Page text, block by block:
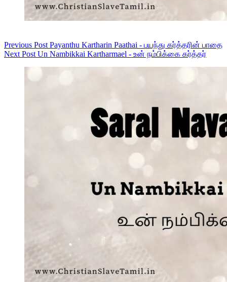
Previous Post Payanthu Kartharin Paathai - பயந்து கர்த்தரின் பாதை
Next Post Un Nambikkai Kartharmael - உன் நம்பிக்கை கர்த்தர்